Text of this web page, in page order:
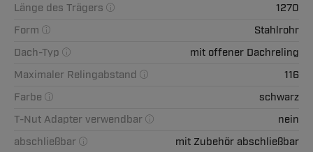
Länge des Trägers
1270
Form
Stahlrohr
Dach-Typ
mit offener Dachreling
Maximaler Relingabstand
116
Farbe
schwarz
T-Nut Adapter verwendbar
nein
abschließbar
mit Zubehör abschließbar